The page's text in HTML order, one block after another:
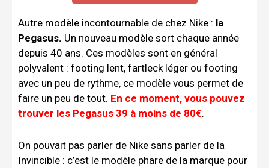
Autre modèle incontournable de chez Nike : la
Pegasus. Un nouveau modèle sort chaque année
depuis 40 ans. Ces modèles sont en général
polyvalent : footing lent, fartleck léger ou footing
avec un peu de rythme, ce modèle vous permet de
faire un peu de tout. En ce moment, vous pouvez
trouver les Pegasus 39 à moins de 80€.
On pouvait pas parler de Nike sans parler de la
Invincible : c’est le modèle phare de la marque pour